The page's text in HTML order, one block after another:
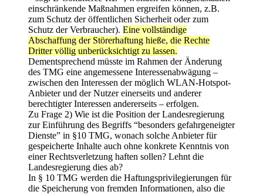
einschränkende Maßnahmen ergreifen können, z.B.
zum Schutz der öffentlichen Sicherheit oder zum
Schutz der Verbraucher). Eine vollständige
Abschaffung der Störerhaftung hieße, die Rechte
Dritter völlig unberücksichtigt zu lassen.
Dementsprechend müsste im Rahmen der Änderung
des TMG eine angemessene Interessenabwägung –
zwischen den Interessen der möglich WLAN-Hotspot-
Anbieter und der Nutzer einerseits und anderer
berechtigter Interessen andererseits – erfolgen.
Zu Frage 2) Wie ist die Position der Landesregierung
zur Einführung des Begriffs “besonders gefahrgeneigter
Dienste” in §10 TMG, wonach solche Anbieter für
gespeicherte Inhalte auch ohne konkrete Kenntnis von
einer Rechtsverletzung haften sollen? Lehnt die
Landesregierung dies ab?
In § 10 TMG werden die Haftungsprivilegierungen für
die Speicherung von fremden Informationen, also die